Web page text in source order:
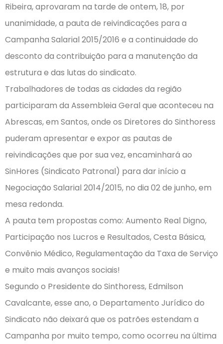
Ribeira, aprovaram na tarde de ontem, 18, por
unanimidade, a pauta de reivindicações para a
Campanha Salarial 2015/2016 e a continuidade do
desconto da contribuição para a manutenção da
estrutura e das lutas do sindicato.
Trabalhadores de todas as cidades da região
participaram da Assembleia Geral que aconteceu na
Abrescas, em Santos, onde os Diretores do Sinthoress
puderam apresentar e expor as pautas de
reivindicações que por sua vez, encaminhará ao
SinHores (Sindicato Patronal) para dar início a
Negociação Salarial 2014/2015, no dia 02 de junho, em
mesa redonda.
A pauta tem propostas como: Aumento Real Digno,
Participação nos Lucros e Resultados, Cesta Básica,
Convênio Médico, Regulamentação da Taxa de Serviço
e muito mais avanços sociais!
Segundo o Presidente do Sinthoress, Edmilson
Cavalcante, esse ano, o Departamento Jurídico do
Sindicato não deixará que os patrões estendam a
Campanha por muito tempo, como ocorreu na última